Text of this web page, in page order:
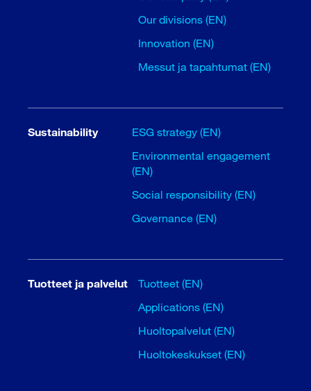
Our divisions (EN)
Innovation (EN)
Messut ja tapahtumat (EN)
Sustainability
ESG strategy (EN)
Environmental engagement
(EN)
Social responsibility (EN)
Governance (EN)
Tuotteet ja palvelut
Tuotteet (EN)
Applications (EN)
Huoltopalvelut (EN)
Huoltokeskukset (EN)